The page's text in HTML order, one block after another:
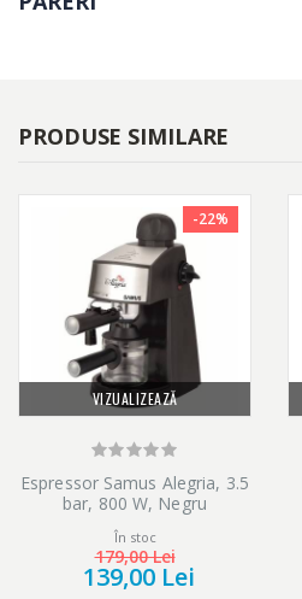
PRODUSE SIMILARE
VIZUALIZEAZĂ
-22%
Espressor Samus Alegria, 3.5
bar, 800 W, Negru
În stoc
179,00 Lei
139,00 Lei